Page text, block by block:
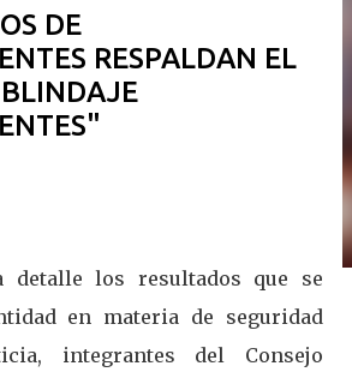
DE
RESPALDAN EL
detalle los resultados que se
en materia de seguridad
integrantes del Consejo